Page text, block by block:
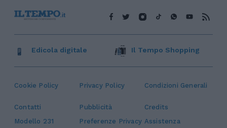
Cookie Policy Privacy Policy Condizioni Generali
Contatti Pubblicità
Credits
Modello 231
Preferenze Privacy Assistenza
Edicola digitale Il Tempo Shopping